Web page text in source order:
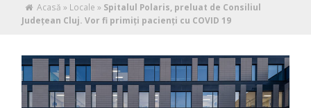
Acasă » Locale » Spitalul Polaris, preluat de Consiliul
Județean Cluj. Vor fi primiţi pacienţi cu COVID 19